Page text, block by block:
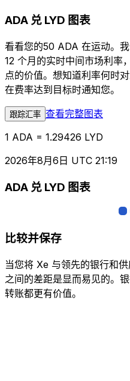
ADA 兑 LYD 图表
看看您的50 ADA 在运动。
12 个月的实时中间市场利率
点的价值。想知道利率何时
在费率达到目标时通知您。
跟踪汇率 查看完整图表
1 ADA = 1.29426 LYD
2026年8月6日 UTC 21:19
ADA 兑 LYD 图表
比较并保存
当您将 Xe 与领先的银行和
之间的差距是显而易见的。
转账都更有价值。